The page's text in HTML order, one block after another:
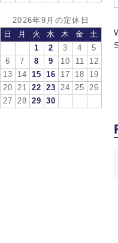
2026年9月の定休日
日
月 火 水 木 金
土
1
2 3 4
5
6
7 8 9 10 11
12
13
14 15 16 17 18
19
20
21 22 23 24 25
26
27
28 29 30